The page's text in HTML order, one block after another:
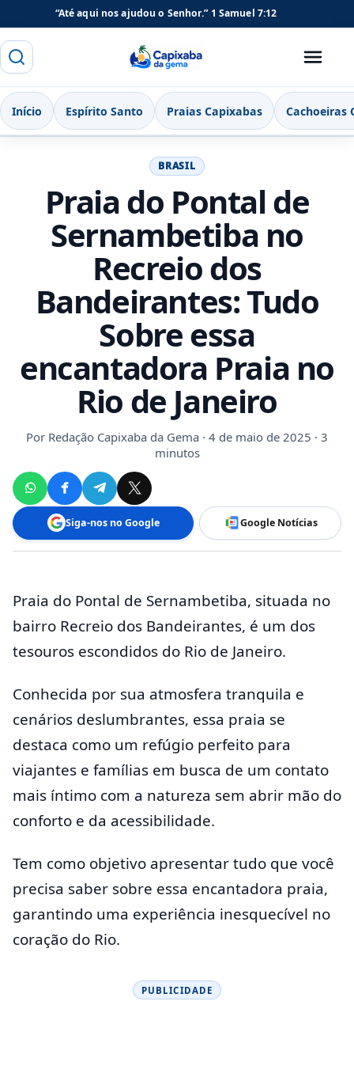
“Até aqui nos ajudou o Senhor.” 1 Samuel 7:12
Buscar Capixaba da Gema
Menu
Início Espírito Santo Praias Capixabas Cachoeiras
BRASIL
Praia do Pontal de
Sernambetiba no
Recreio dos
Bandeirantes: Tudo
Sobre essa
encantadora Praia no
Rio de Janeiro
Por Redação Capixaba da Gema · 4 de maio de 2025 · 3
minutos
Siga-nos no Google Google Notícias
Praia do Pontal de Sernambetiba, situada no
bairro Recreio dos Bandeirantes, é um dos
tesouros escondidos do Rio de Janeiro.
Conhecida por sua atmosfera tranquila e
cenários deslumbrantes, essa praia se
destaca como um refúgio perfeito para
viajantes e famílias em busca de um contato
mais íntimo com a natureza sem abrir mão do
conforto e da acessibilidade.
Tem como objetivo apresentar tudo que você
precisa saber sobre essa encantadora praia,
garantindo uma experiência inesquecível no
coração do Rio.
PUBLICIDADE